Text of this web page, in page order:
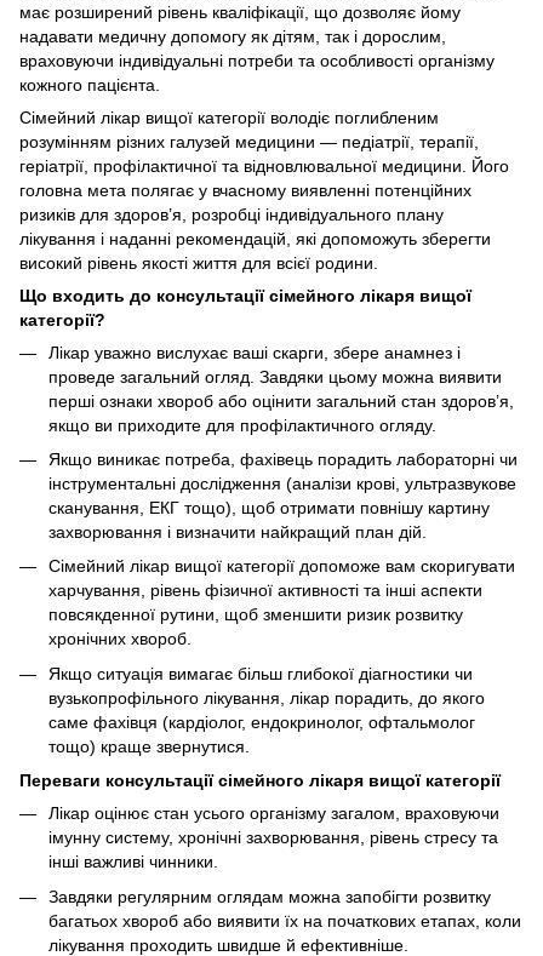
має розширений рівень кваліфікації, що дозволяє йому
надавати медичну допомогу як дітям, так і дорослим,
враховуючи індивідуальні потреби та особливості організму
кожного пацієнта.
Сімейний лікар вищої категорії володіє поглибленим
розумінням різних галузей медицини — педіатрії, терапії,
геріатрії, профілактичної та відновлювальної медицини. Його
головна мета полягає у вчасному виявленні потенційних
ризиків для здоров’я, розробці індивідуального плану
лікування і наданні рекомендацій, які допоможуть зберегти
високий рівень якості життя для всієї родини.
Що входить до консультації сімейного лікаря вищої
категорії?
Лікар уважно вислухає ваші скарги, збере анамнез і
проведе загальний огляд. Завдяки цьому можна виявити
перші ознаки хвороб або оцінити загальний стан здоров’я,
якщо ви приходите для профілактичного огляду.
Якщо виникає потреба, фахівець порадить лабораторні чи
інструментальні дослідження (аналізи крові, ультразвукове
сканування, ЕКГ тощо), щоб отримати повнішу картину
захворювання і визначити найкращий план дій.
Сімейний лікар вищої категорії допоможе вам скоригувати
харчування, рівень фізичної активності та інші аспекти
повсякденної рутини, щоб зменшити ризик розвитку
хронічних хвороб.
Якщо ситуація вимагає більш глибокої діагностики чи
вузькопрофільного лікування, лікар порадить, до якого
саме фахівця (кардіолог, ендокринолог, офтальмолог
тощо) краще звернутися.
Переваги консультації сімейного лікаря вищої категорії
Лікар оцінює стан усього організму загалом, враховуючи
імунну систему, хронічні захворювання, рівень стресу та
інші важливі чинники.
Завдяки регулярним оглядам можна запобігти розвитку
багатьох хвороб або виявити їх на початкових етапах, коли
лікування проходить швидше й ефективніше.